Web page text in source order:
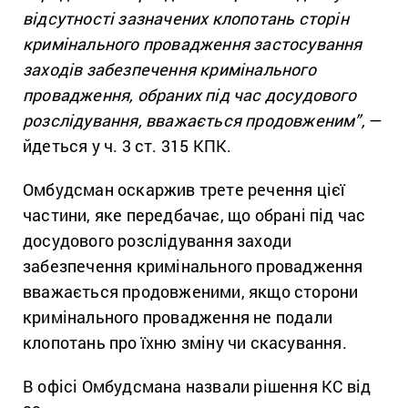
відсутності зазначених клопотань сторін
кримінального провадження застосування
заходів забезпечення кримінального
провадження, обраних під час досудового
розслідування, вважається продовженим”,—
йдеться у ч. 3 ст. 315 КПК.
Омбудсман оскаржив трете речення цієї
частини, яке передбачає, що обрані під час
досудового розслідування заходи
забезпечення кримінального провадження
вважається продовженими, якщо сторони
кримінального провадження не подали
клопотань про їхню зміну чи скасування.
В офісі Омбудсмана назвали рішення КС від